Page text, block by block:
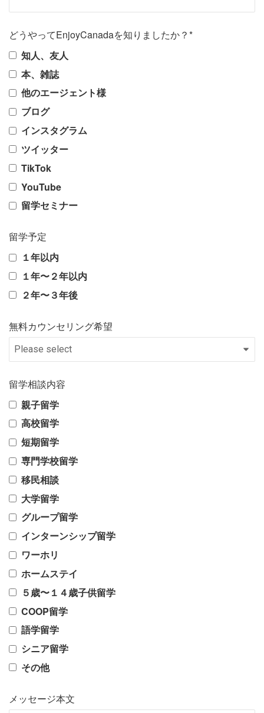
どうやってEnjoyCanadaを知りましたか？*
知人、友人
本、雑誌
他のエージェント様
ブログ
インスタグラム
ツイッター
TikTok
YouTube
留学セミナー
留学予定
１年以内
１年〜２年以内
２年〜３年後
無料カウンセリング希望
留学相談内容
親子留学
高校留学
短期留学
専門学校留学
移民相談
大学留学
グループ留学
インターンシップ留学
ワーホリ
ホームステイ
５歳〜１４歳子供留学
COOP留学
語学留学
シニア留学
その他
メッセージ本文